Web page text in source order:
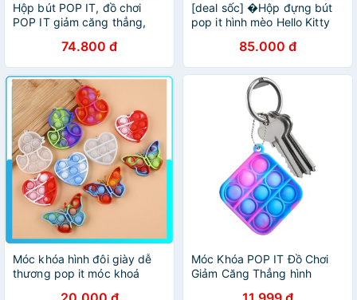
Hộp bút POP IT, đồ chơi
POP IT giảm căng thẳng,
cho học sinh, sinh viên, văn
phòng E687
74.800 đ
[deal sốc] �Hộp đựng bút
pop it hình mèo Hello Kitty
85.000 đ
Móc khóa hình đôi giày dễ
thương pop it móc khoá
Móc Khóa POP IT Đồ Chơi
Giảm Căng Thẳng hình